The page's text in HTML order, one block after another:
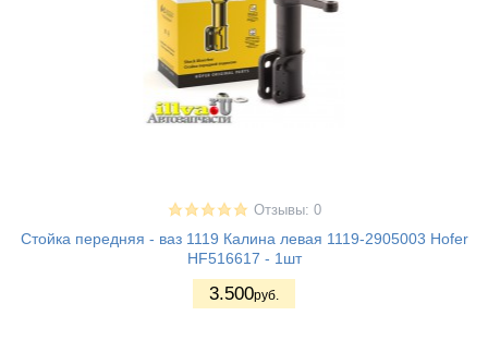
Отзывы: 0
Стойка передняя - ваз 1119 Калина левая 1119-2905003 Hofer
HF516617 - 1шт
3.500руб.